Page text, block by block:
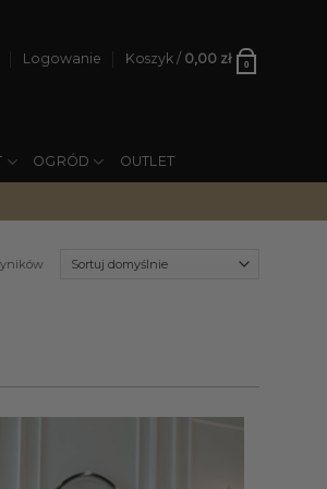
Logowanie Koszyk / 0,00 zł 0
OGRÓD OUTLET